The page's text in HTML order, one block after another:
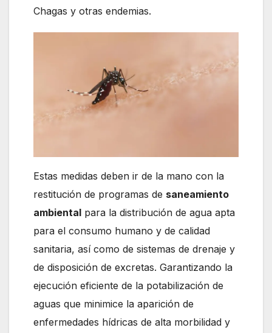
Chagas y otras endemias.
Estas medidas deben ir de la mano con la
restitución de programas de saneamiento
ambiental para la distribución de agua apta
para el consumo humano y de calidad
sanitaria, así como de sistemas de drenaje y
de disposición de excretas. Garantizando la
ejecución eficiente de la potabilización de
aguas que minimice la aparición de
enfermedades hídricas de alta morbilidad y